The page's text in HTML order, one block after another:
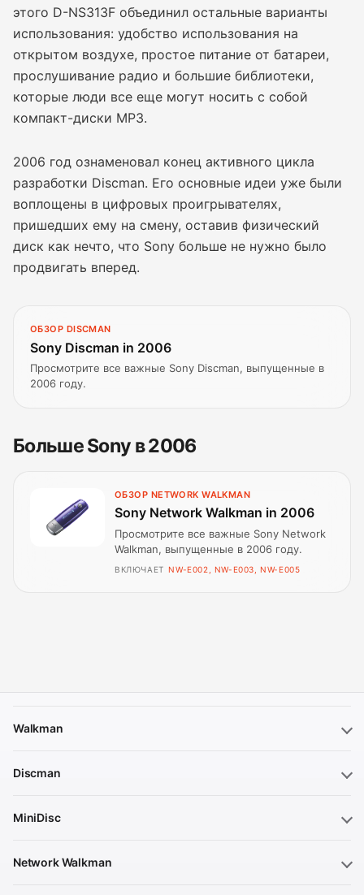
этого D-NS313F объединил остальные варианты
использования: удобство использования на
открытом воздухе, простое питание от батареи,
прослушивание радио и большие библиотеки,
которые люди все еще могут носить с собой
компакт-диски MP3.
2006 год ознаменовал конец активного цикла
разработки Discman. Его основные идеи уже были
воплощены в цифровых проигрывателях,
пришедших ему на смену, оставив физический
диск как нечто, что Sony больше не нужно было
продвигать вперед.
ОБЗОР DISCMAN
Sony Discman in 2006
Просмотрите все важные Sony Discman, выпущенные в
2006 году.
Больше Sony в 2006
ОБЗОР NETWORK WALKMAN
Sony Network Walkman in 2006
Просмотрите все важные Sony Network
Walkman, выпущенные в 2006 году.
ВКЛЮЧАЕТ NW-E002, NW-E003, NW-E005
Walkman
Discman
MiniDisc
Network Walkman